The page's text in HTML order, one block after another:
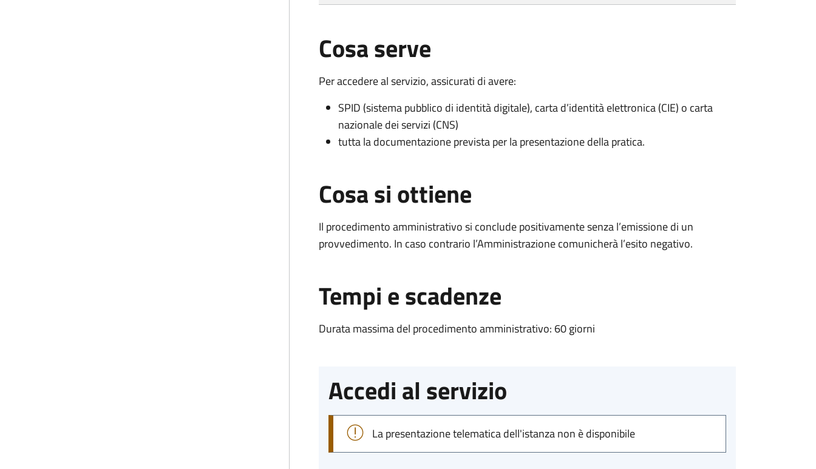
Cosa serve
Per accedere al servizio, assicurati di avere:
SPID (sistema pubblico di identità digitale), carta d’identità elettronica (CIE) o carta
nazionale dei servizi (CNS)
tutta la documentazione prevista per la presentazione della pratica.
Cosa si ottiene
Il procedimento amministrativo si conclude positivamente senza l’emissione di un
provvedimento. In caso contrario l’Amministrazione comunicherà l’esito negativo.
Tempi e scadenze
Durata massima del procedimento amministrativo: 60 giorni
Accedi al servizio
La presentazione telematica dell'istanza non è disponibile